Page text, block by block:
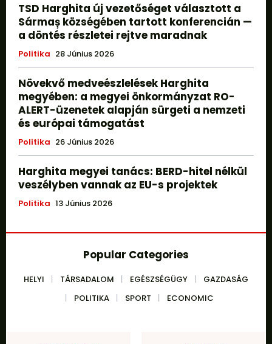
TSD Harghita új vezetőséget választott a
Sármaș községében tartott konferencián —
a döntés részletei rejtve maradnak
Politika 28 Június 2026
Növekvő medveészlelések Harghita
megyében: a megyei önkormányzat RO-
ALERT-üzenetek alapján sürgeti a nemzeti
és európai támogatást
Politika 26 Június 2026
Harghita megyei tanács: BERD-hitel nélkül
veszélyben vannak az EU-s projektek
Politika 13 Június 2026
Popular Categories
HELYI TÁRSADALOM EGÉSZSÉGÜGY
GAZDASÁG
POLITIKA
SPORT ECONOMIC